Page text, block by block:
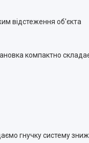
відстеження об'єкта
компактно
гнучку систему